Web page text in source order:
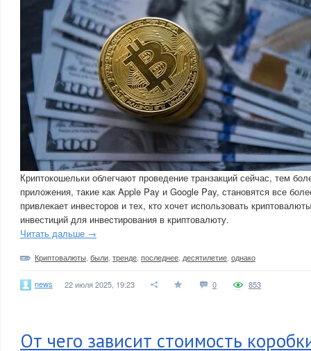
Криптокошельки облегчают проведение транзакций сейчас, тем
приложения, такие как Apple Pay и Google Pay, становятся все
привлекает инвесторов и тех, кто хочет использовать
инвестиций для инвестирования в криптовалюту.
Читать дальше →
Криптовалюты были тренде последнее десятилетие однако
news 22 июля 2025, 19:23 0 853
От чего зависит стоимость